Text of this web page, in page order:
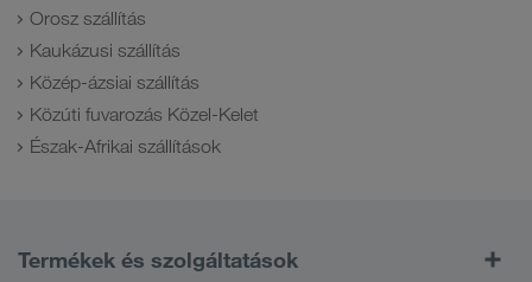
Orosz szállítás
Kaukázusi szállítás
Közép-ázsiai szállítás
Közúti fuvarozás Közel-Kelet
Észak-Afrikai szállítások
Termékek és szolgáltatások